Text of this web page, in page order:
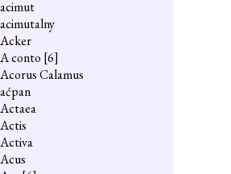
acimut
acimutalny
Acker
A conto [6]
Acorus Calamus
aćpan
Actaea
Actis
Activa
Acus